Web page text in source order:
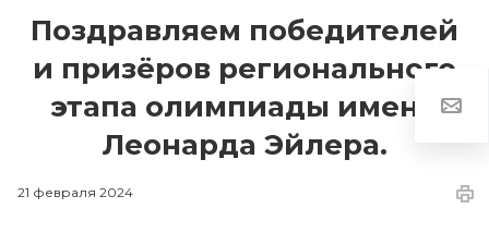
Поздравляем победителей
и призёров регионального
этапа олимпиады имени
Леонарда Эйлера.
21 февраля 2024